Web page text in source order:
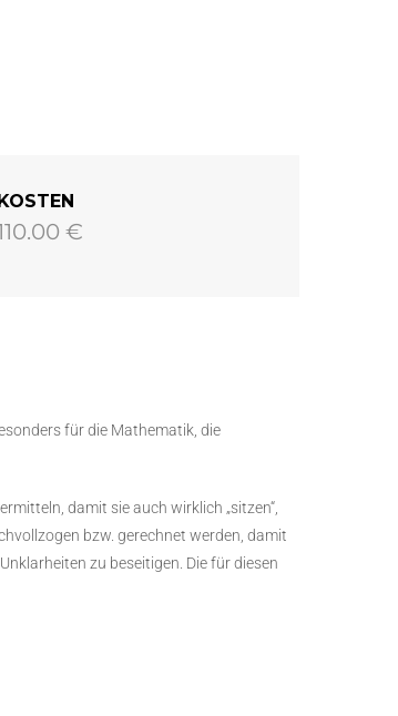
€
für die Mathematik, die
damit sie auch wirklich „sitzen“,
bzw. gerechnet werden, damit
zu beseitigen. Die für diesen